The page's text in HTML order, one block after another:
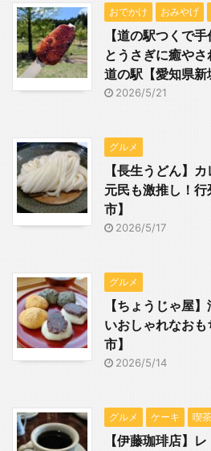
おでかけ おみやげ
【道の駅つくで
とうさぎに癒や
道の駅【愛知県新
2026/5/21
グルメ
【長生うどん】
元民も激推し！
市】
2026/5/17
グルメ
【ちょうじゃ屋
いおしゃれなお
市】
2026/5/14
グルメ ケーキ 喫
【伊藤珈琲店】